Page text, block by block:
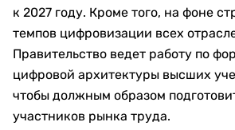
к 2027 году. Кроме того, на фоне
темпов цифровизации всех
Правительство ведет работу по
цифровой архитектуры высших
чтобы должным образом
участников рынка труда.